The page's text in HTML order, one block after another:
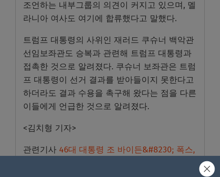
조언하는 내부그룹의 의견이 커지고 있으며, 멜
라니아 여사도 여기에 합류했다고 말했다.
트럼프 대통령의 사위인 재러드 쿠슈너 백악관
선임보좌관도 승복과 관련해 트럼프 대통령과
접촉한 것으로 알려졌다. 쿠슈너 보좌관은 트럼
프 대통령이 선거 결과를 받아들이지 못한다고
하더라도 결과 수용을 촉구해 왔다는 점을 다른
이들에게 언급한 것으로 알려졌다.
<김치형 기자>
관련기사 46대 대통령 조 바이든&#8230; 폭스,